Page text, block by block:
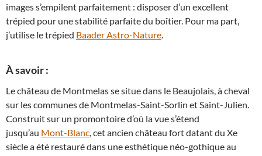
images s’empilent parfaitement : disposer d’un excellent
trépied pour une stabilité parfaite du boîtier. Pour ma part,
j’utilise le trépied Baader Astro-Nature
À savoir :
Le château de Montmelas se situe dans le Beaujolais, à cheval
sur les communes de Montmelas-Saint-Sorlin et Saint-Julien.
Construit sur un promontoire d’où la vue s’étend
jusqu’au Mont-Blanc , cet ancien château fort datant du Xe
siècle a été restauré dans une esthétique néo-gothique au